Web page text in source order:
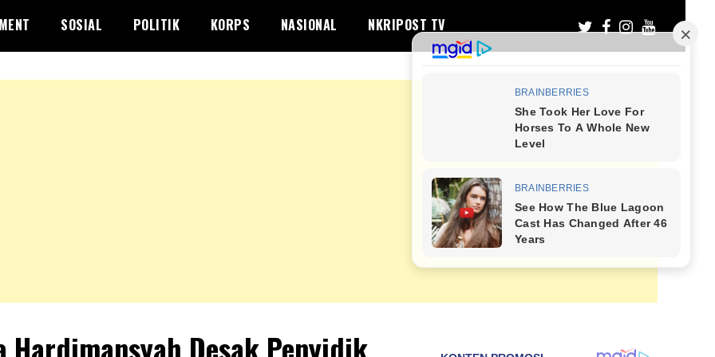
SOSIAL POLITIK KORPS NASIONAL NKRIPOST TV
Hardimansyah Desak Penyidik